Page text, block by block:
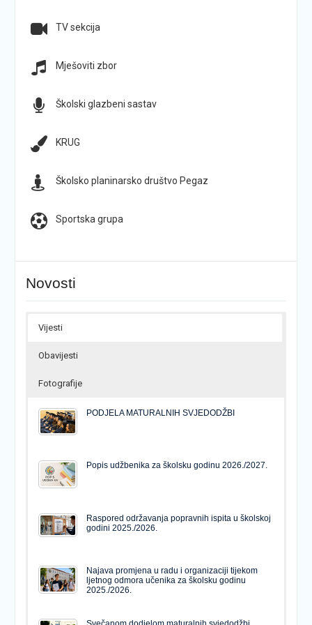
TV sekcija
Mješoviti zbor
Školski glazbeni sastav
KRUG
Školsko planinarsko društvo Pegaz
Sportska grupa
Novosti
Vijesti
Obavijesti
Fotografije
PODJELA MATURALNIH SVJEDODŽBI
Popis udžbenika za školsku godinu 2026./2027.
Raspored održavanja popravnih ispita u školskoj
godini 2025./2026.
Najava promjena u radu i organizaciji tijekom
ljetnog odmora učenika za školsku godinu
2025./2026.
Svečanom dodjelom maturalnih svjedodžbi